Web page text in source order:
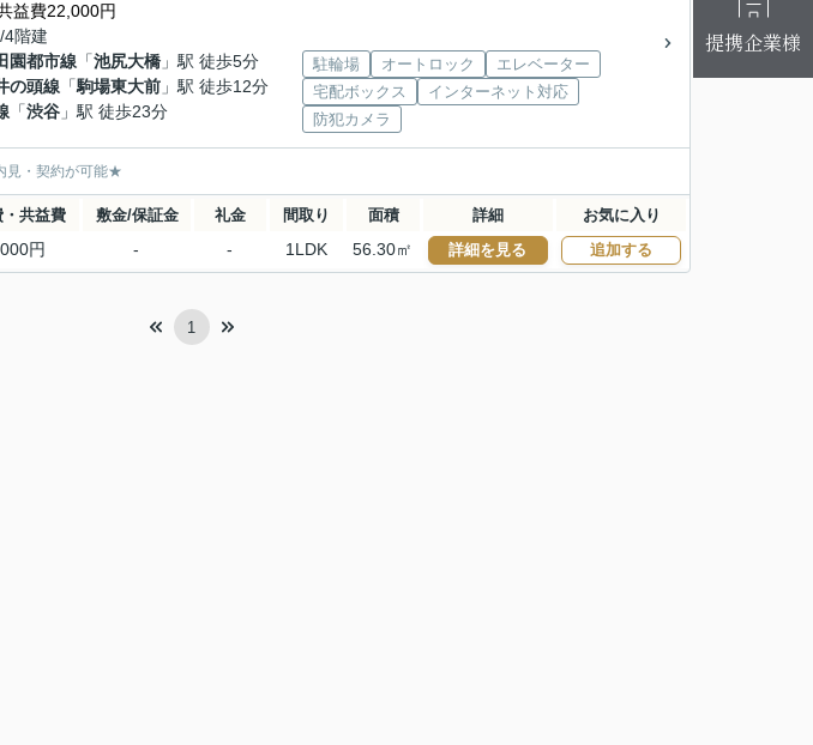
提携企業様
益費22,000円
4階建
園都市線 「池尻大橋 」駅 徒歩5分
の頭線 「駒場東大前 」駅 徒歩12分
「渋谷 」駅 徒歩23分
駐輪場 オートロック
エレベーター
宅配ボックス
インターネット対応
防犯カメラ
見・契約が可能★
・共益費 敷金/保証金 礼金 間取り 面積 詳細 お気に入り
円 - - 1LDK 56.30㎡ 詳細を見る 追加する
1